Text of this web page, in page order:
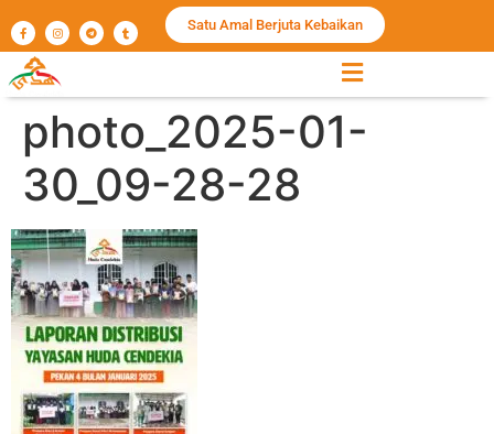
Satu Amal Berjuta Kebaikan
photo_2025-01-
30_09-28-28